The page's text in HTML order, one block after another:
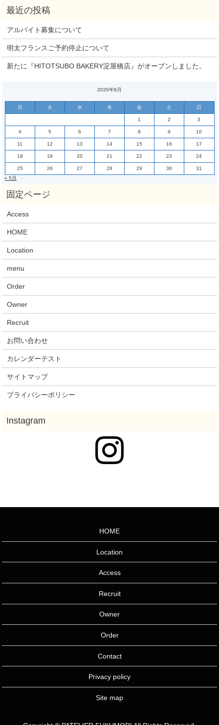
アルバイト募集について
明太フランスご予約停止について
新たに『HITOTSUBO BAKERY淀屋橋店』がオープンしました。
2026年8月
月 火 水 木 金 土 日
1 2 3
4 5 6 7 8 9 10
11 12 13 14 15 16 17
18 19 20 21 22 23 24
25 26 27 28 29 30
31
« 5月
Access
HOME
Location
menu
Order
Owner
Recruit
お問い合わせ
カレンダーテスト
サイトマップ
プライバシーポリシー
HOME
Location
Access
Recruit
Owner
Order
Contact
Privacy policy
Site map